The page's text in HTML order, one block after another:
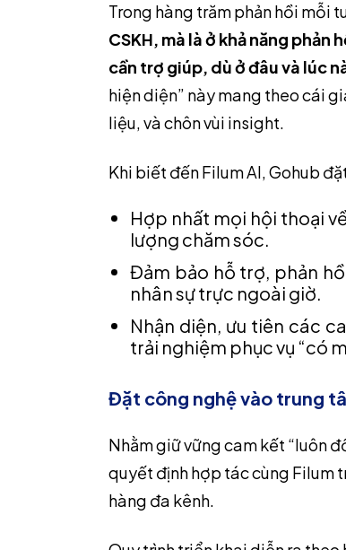
Trong hàng trăm phản hồi mỗi
CSKH, mà là ở khả năng
cần trợ giúp, dù ở đâu và lúc
hiện diện” này mang theo cái
liệu, và chôn vùi insight.
Khi biết đến Filum AI, Gohub
Hợp nhất mọi hội thoại
lượng chăm sóc.
Đảm bảo hỗ trợ, phản
nhân sự trực ngoài giờ.
Nhận diện, ưu tiên các
trải nghiệm phục vụ “có
Đặt công nghệ vào trung
Nhằm giữ vững cam kết “luôn
quyết định hợp tác cùng Filum
hàng đa kênh.